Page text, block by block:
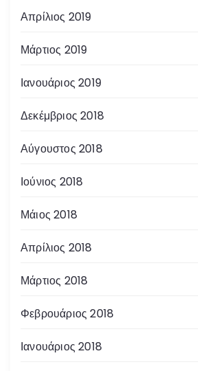
Απρίλιος 2019
Μάρτιος 2019
Ιανουάριος 2019
Δεκέμβριος 2018
Αύγουστος 2018
Ιούνιος 2018
Μάιος 2018
Απρίλιος 2018
Μάρτιος 2018
Φεβρουάριος 2018
Ιανουάριος 2018